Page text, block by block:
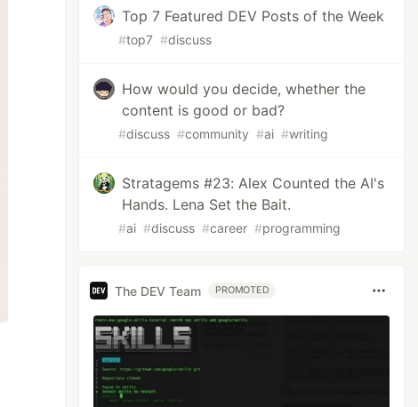
Top 7 Featured DEV Posts of the Week
#top7 #discuss
How would you decide, whether the
content is good or bad?
#discuss #community #ai #writing
Stratagems #23: Alex Counted the AI's
Hands. Lena Set the Bait.
#ai #discuss #career #programming
The DEV Team PROMOTED